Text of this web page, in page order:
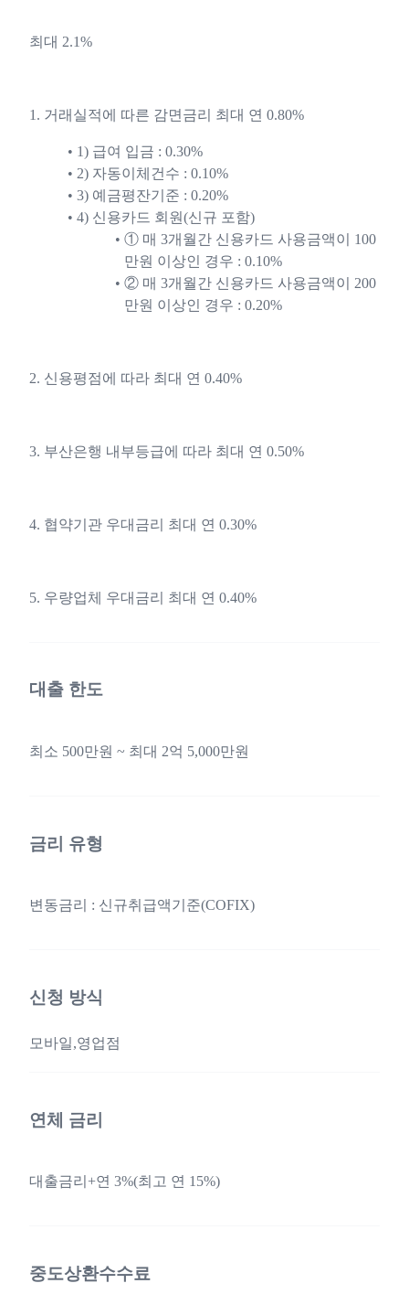
최대 2.1%
1. 거래실적에 따른 감면금리 최대 연 0.80%
1) 급여 입금 : 0.30%
2) 자동이체건수 : 0.10%
3) 예금평잔기준 : 0.20%
4) 신용카드 회원(신규 포함)
① 매 3개월간 신용카드 사용금액이 100
만원 이상인 경우 : 0.10%
② 매 3개월간 신용카드 사용금액이 200
만원 이상인 경우 : 0.20%
2. 신용평점에 따라 최대 연 0.40%
3. 부산은행 내부등급에 따라 최대 연 0.50%
4. 협약기관 우대금리 최대 연 0.30%
5. 우량업체 우대금리 최대 연 0.40%
대출 한도
최소 500만원 ~ 최대 2억 5,000만원
금리 유형
변동금리 : 신규취급액기준(COFIX)
신청 방식
모바일,영업점
연체 금리
대출금리+연 3%(최고 연 15%)
중도상환수수료